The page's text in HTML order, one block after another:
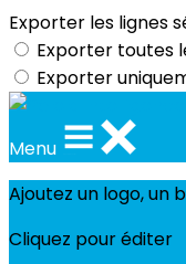
Exporter les lignes
Exporter toutes
Exporter
Menu
Ajoutez un logo, un
Cliquez pour éditer